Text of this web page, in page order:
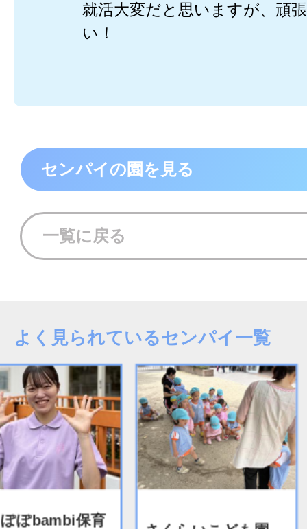
就活大変だと思いますが、頑
い！
センパイの園を見る
一覧に戻る
よく見られているセンパイ一覧
ぽbambi保育